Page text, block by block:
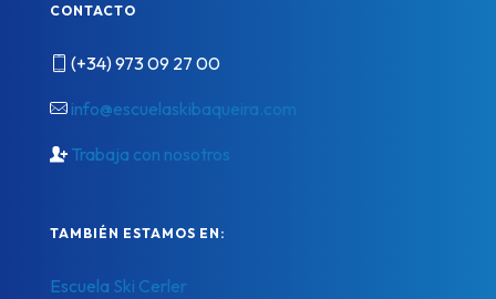
CONTACTO
(+34) 973 09 27 00
info@escuelaskibaqueira.com
Trabaja con nosotros
TAMBIÉN ESTAMOS EN:
Escuela Ski Cerler